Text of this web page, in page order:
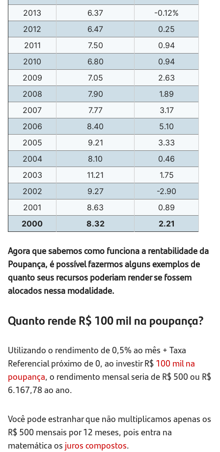
2013
6.37
-0.12%
2012
6.47
0.25
2011
7.50
0.94
2010
6.80
0.94
2009
7.05
2.63
2008
7.90
1.89
2007
7.77
3.17
2006
8.40
5.10
2005
9.21
3.33
2004
8.10
0.46
2003
11.21
1.75
2002
9.27
-2.90
2001
8.63
0.89
2000
8.32 2.21
Agora que sabemos como funciona a rentabilidade da
Poupança, é possível fazermos alguns exemplos de
quanto seus recursos poderiam render se fossem
alocados nessa modalidade.
Quanto rende R$ 100 mil na poupança?
Utilizando o rendimento de 0,5% ao mês + Taxa
Referencial próximo de 0, ao investir R$ 100 mil na
poupança, o rendimento mensal seria de R$ 500 ou R$
6.167,78 ao ano.
Você pode estranhar que não multiplicamos apenas os
R$ 500 mensais por 12 meses, pois entra na
matemática os juros compostos.